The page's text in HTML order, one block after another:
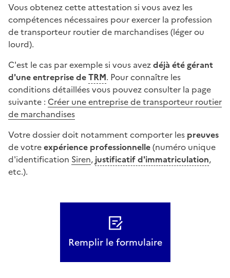
Vous obtenez cette attestation si vous avez les
compétences nécessaires pour exercer la profession
de transporteur routier de marchandises (léger ou
lourd).
C'est le cas par exemple si vous avezdéjà été gérant
d'une entreprise deTRM. Pour connaître les
conditions détaillées vous pouvez consulter la page
suivante : Créer une entreprise de transporteur routier
de marchandises
Votre dossier doit notamment comporter les preuves
de votreexpérience professionnelle(numéro unique
d'identification Siren, justificatif d'immatriculation,
etc.).
Remplir le formulaire